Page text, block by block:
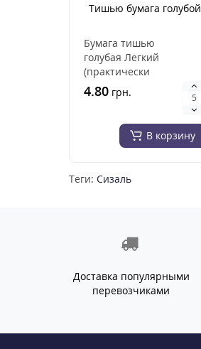
Тишью бумага голубой
Бумага тишью
голубая Легкий
(практически
невесомый), материал
высокого качества.
4.80 грн.
В корзину
Теги: Сизаль
Доставка популярными
перевозчиками